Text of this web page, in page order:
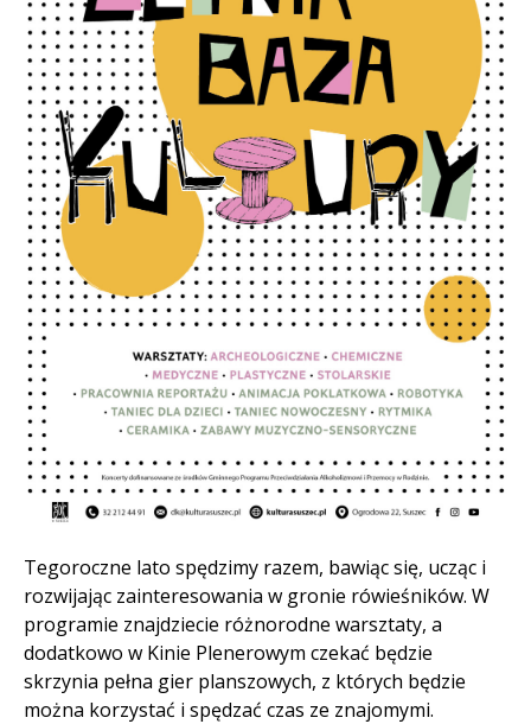
Treść
Tegoroczne lato spędzimy razem, bawiąc się, ucząc i
rozwijając zainteresowania w gronie rówieśników. W
programie znajdziecie różnorodne warsztaty, a
dodatkowo w Kinie Plenerowym czekać będzie
skrzynia pełna gier planszowych, z których będzie
można korzystać i spędzać czas ze znajomymi.